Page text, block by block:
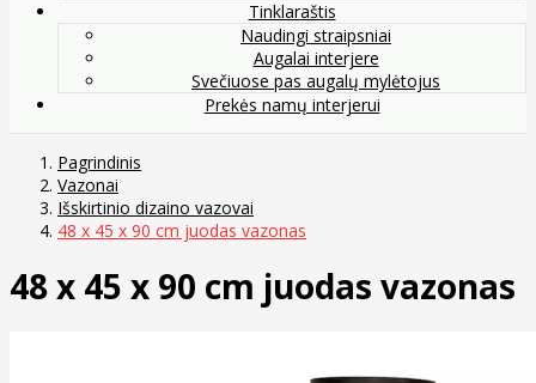
Tinklaraštis
Naudingi straipsniai
Augalai interjere
Svečiuose pas augalų mylėtojus
Prekės namų interjerui
Pagrindinis
Vazonai
Išskirtinio dizaino vazovai
48 x 45 x 90 cm juodas vazonas
48 x 45 x 90 cm juodas vazonas